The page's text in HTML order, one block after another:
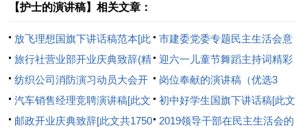
【护士的演讲稿】相关文章：
放飞理想国旗下讲话稿范本[此
文共2852字]
市建委党委专题民主生活会意
见表(精选多篇)[此文共1866字]
旅行社营业部开业庆典致辞(精
选多篇)[此文共3251字]
迎六一儿童节舞蹈主持词精彩
[此文共3331字]
纺织公司消防演习动员大会开
幕词(精选多篇)[此文共4299字]
岗位奉献的演讲稿（优选3
篇）[此文共2540字]
汽车销售经理竞聘演讲稿[此文
共8572字]
初中好学生国旗下讲话稿[此文
共2581字]
邮政开业庆典致辞[此文共1750 2019领导干部在民主生活会的